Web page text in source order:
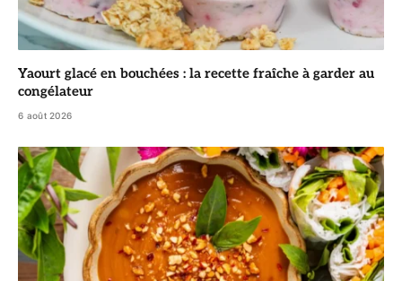
Yaourt glacé en bouchées : la recette fraîche à garder au
congélateur
6 août 2026